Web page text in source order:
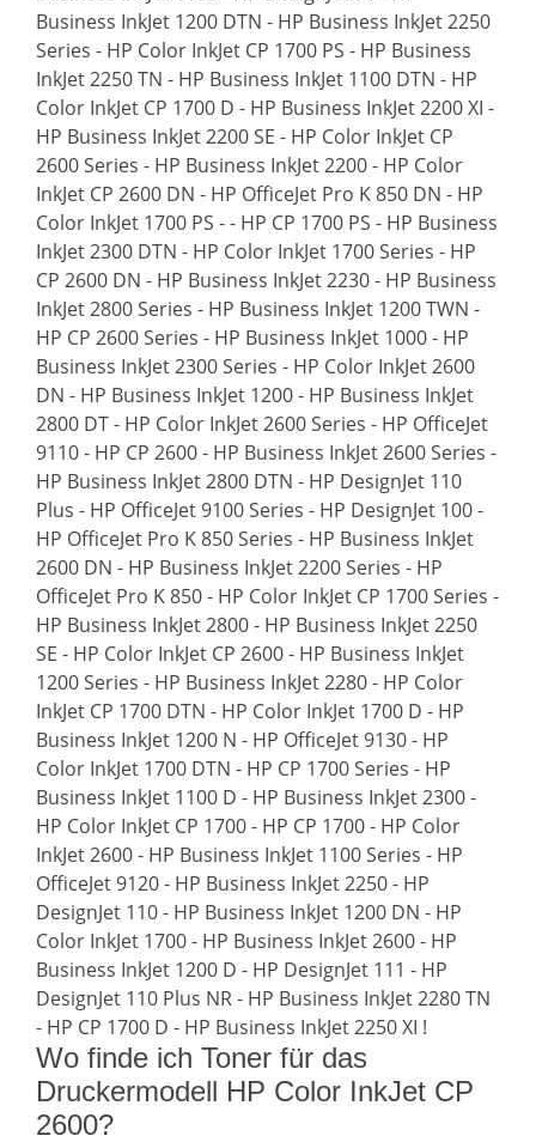
Business InkJet 1200 DTN - HP Business InkJet 2250
Series - HP Color InkJet CP 1700 PS - HP Business
InkJet 2250 TN - HP Business InkJet 1100 DTN - HP
Color InkJet CP 1700 D - HP Business InkJet 2200 XI -
HP Business InkJet 2200 SE - HP Color InkJet CP
2600 Series - HP Business InkJet 2200 - HP Color
InkJet CP 2600 DN - HP OfficeJet Pro K 850 DN - HP
Color InkJet 1700 PS - - HP CP 1700 PS - HP Business
InkJet 2300 DTN - HP Color InkJet 1700 Series - HP
CP 2600 DN - HP Business InkJet 2230 - HP Business
InkJet 2800 Series - HP Business InkJet 1200 TWN -
HP CP 2600 Series - HP Business InkJet 1000 - HP
Business InkJet 2300 Series - HP Color InkJet 2600
DN - HP Business InkJet 1200 - HP Business InkJet
2800 DT - HP Color InkJet 2600 Series - HP OfficeJet
9110 - HP CP 2600 - HP Business InkJet 2600 Series -
HP Business InkJet 2800 DTN - HP DesignJet 110
Plus - HP OfficeJet 9100 Series - HP DesignJet 100 -
HP OfficeJet Pro K 850 Series - HP Business InkJet
2600 DN - HP Business InkJet 2200 Series - HP
OfficeJet Pro K 850 - HP Color InkJet CP 1700 Series -
HP Business InkJet 2800 - HP Business InkJet 2250
SE - HP Color InkJet CP 2600 - HP Business InkJet
1200 Series - HP Business InkJet 2280 - HP Color
InkJet CP 1700 DTN - HP Color InkJet 1700 D - HP
Business InkJet 1200 N - HP OfficeJet 9130 - HP
Color InkJet 1700 DTN - HP CP 1700 Series - HP
Business InkJet 1100 D - HP Business InkJet 2300 -
HP Color InkJet CP 1700 - HP CP 1700 - HP Color
InkJet 2600 - HP Business InkJet 1100 Series - HP
OfficeJet 9120 - HP Business InkJet 2250 - HP
DesignJet 110 - HP Business InkJet 1200 DN - HP
Color InkJet 1700 - HP Business InkJet 2600 - HP
Business InkJet 1200 D - HP DesignJet 111 - HP
DesignJet 110 Plus NR - HP Business InkJet 2280 TN
- HP CP 1700 D - HP Business InkJet 2250 XI !
Wo finde ich Toner für das
Druckermodell HP Color InkJet CP
2600?